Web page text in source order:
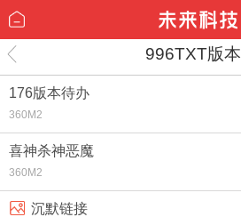
996TXT版本
176版本待办
360M2
喜神杀神恶魔
360M2
沉默链接